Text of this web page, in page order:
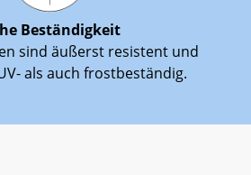
Beständigkeit
sind äußerst resistent und
als auch frostbeständig.